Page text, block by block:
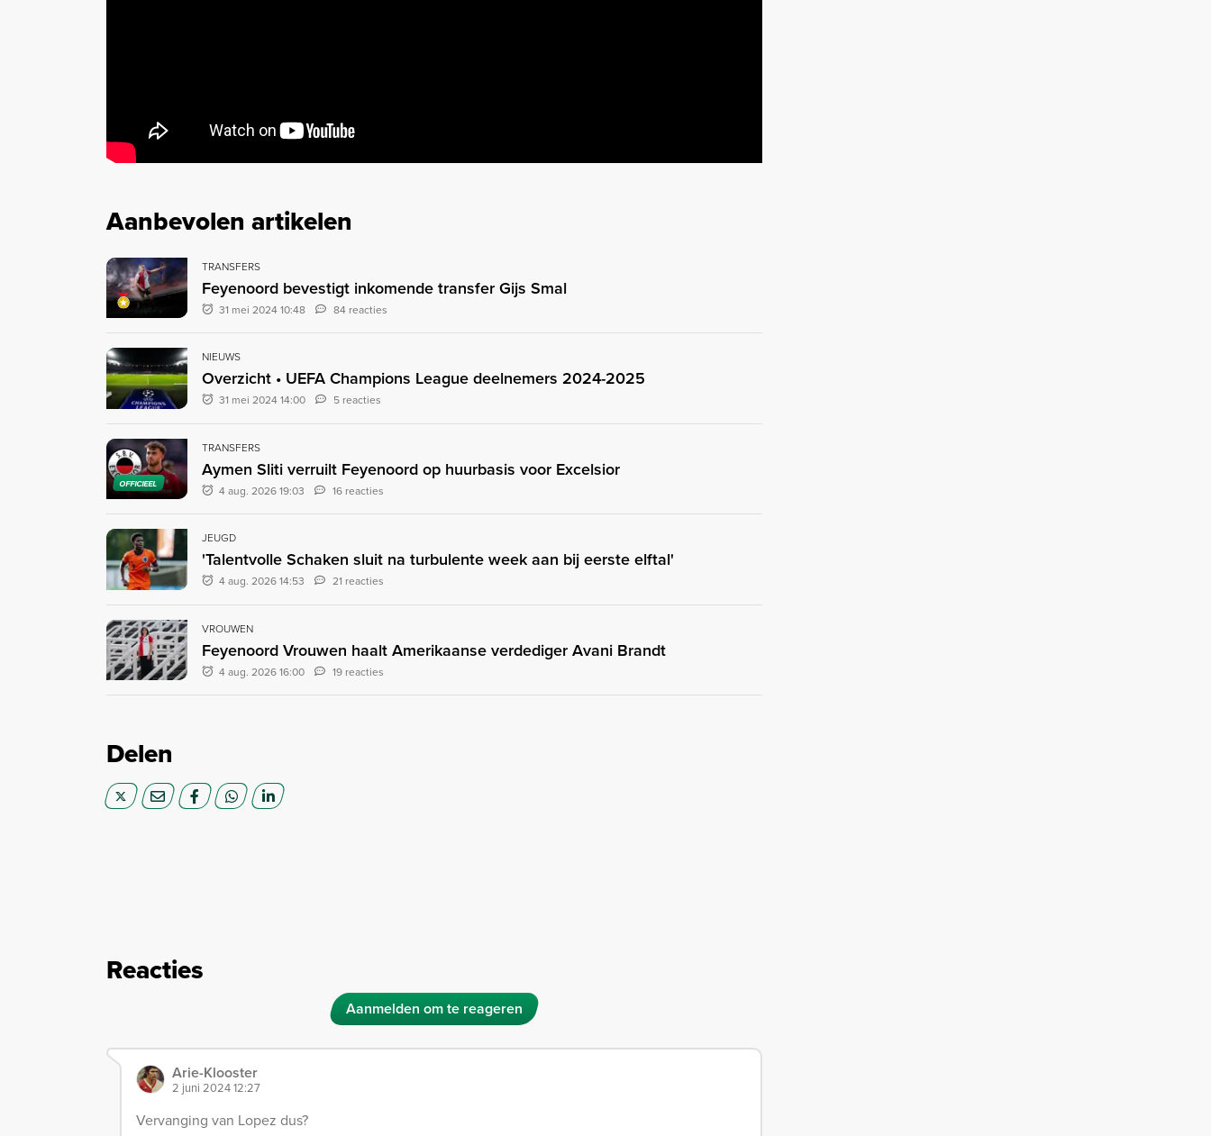
Aanbevolen artikelen
TRANSFERS
Feyenoord bevestigt inkomende transfer Gijs Smal
31 mei 2024 10:48 84 reacties
NIEUWS
Overzicht • UEFA Champions League deelnemers 2024-2025
31 mei 2024 14:00 5 reacties
OFFICIEEL
TRANSFERS
Aymen Sliti verruilt Feyenoord op huurbasis voor Excelsior
4 aug. 2026 19:03 16 reacties
JEUGD
'Talentvolle Schaken sluit na turbulente week aan bij eerste elftal'
4 aug. 2026 14:53 21 reacties
VROUWEN
Feyenoord Vrouwen haalt Amerikaanse verdediger Avani Brandt
4 aug. 2026 16:00 19 reacties
Delen
Reacties
Aanmelden om te reageren
Arie-Klooster
2 juni 2024 12:27
Vervanging van Lopez dus?